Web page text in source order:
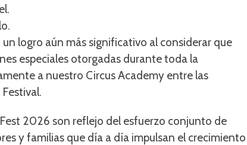
logro aún más significativo al considerar que
especiales otorgadas durante toda la
a nuestro Circus Academy entre las
2026 son reflejo del esfuerzo conjunto de
y familias que día a día impulsan el crecimiento